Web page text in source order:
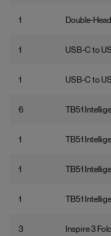
1 Double-
1 USB-C to
1 USB-C to
6 TB51
1 TB51
1 TB51
1 TB51
3 Inspire 3